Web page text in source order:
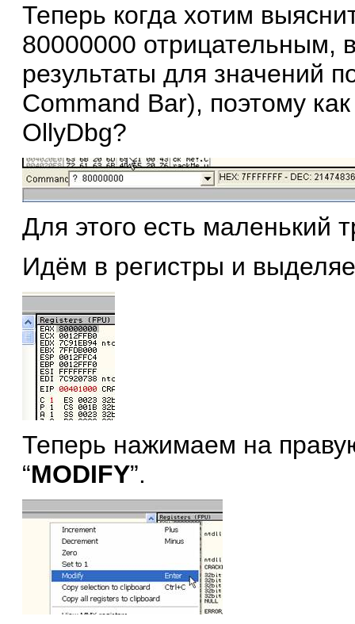
Теперь когда хотим
80000000 отрицательным,
результаты для значений
Command Bar), поэтому
OllyDbg?
Для этого есть маленький
Идём в регистры и
Теперь нажимаем на
“MODIFY”.